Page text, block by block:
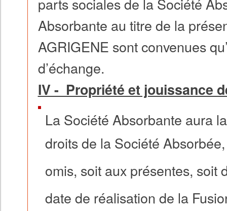
Absorbante au titre de la
AGRIGENE sont convenues
d’échange.
IV - Propriété et jouissance
La Société Absorbante aura
droits de la Société
omis, soit aux présentes,
date de réalisation de la